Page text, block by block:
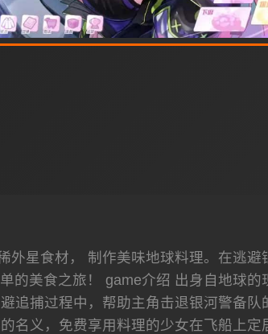
星食材， 制作美味地球料理。在逃避
的美食之旅！ game介绍 出身自地球的
追捕过程中，帮助主角击退银河警备队
名义，免费享用料理的少女在飞船上定